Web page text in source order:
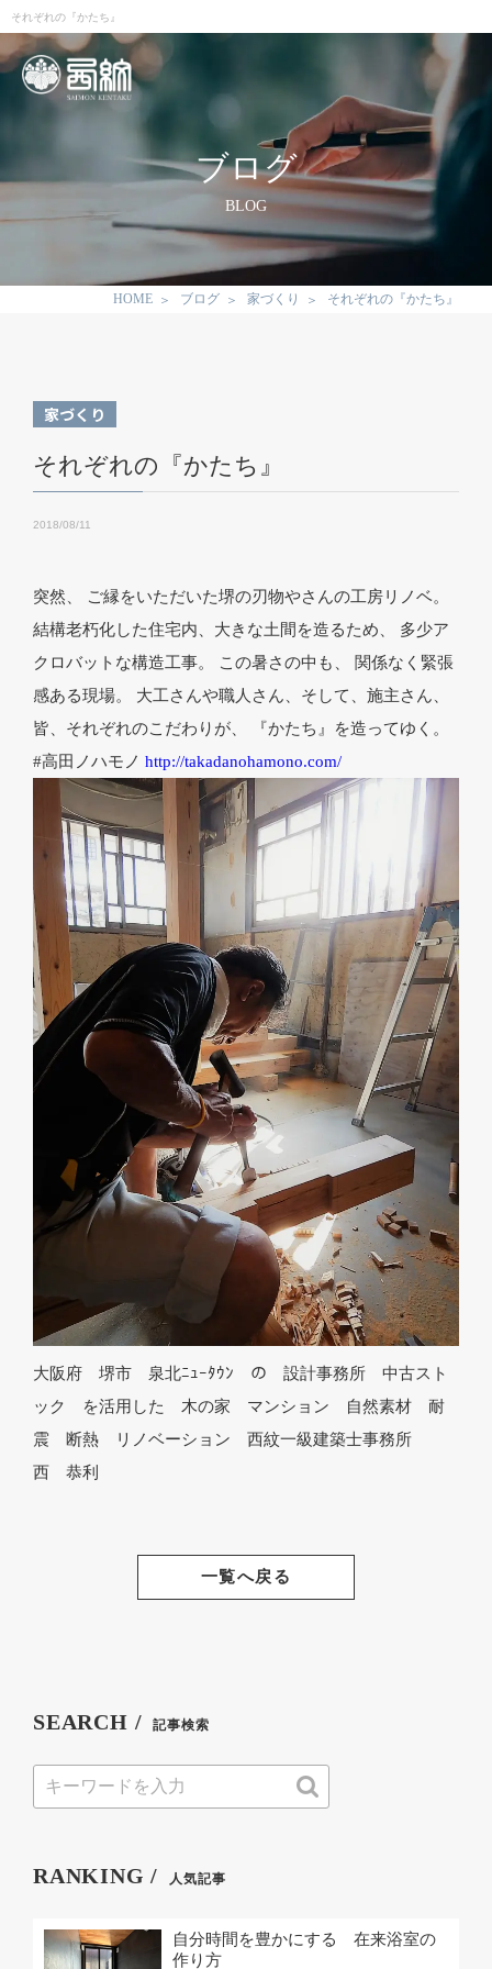
それぞれの『かたち』
ブログ
BLOG
HOME ブログ 家づくり それぞれの『かたち』
家づくり
それぞれの『かたち』
2018/08/11
突然、 ご縁をいただいた堺の刃物やさんの工房リノベ。
結構老朽化した住宅内、大きな土間を造るため、 多少ア
クロバットな構造工事。 この暑さの中も、 関係なく緊張
感ある現場。 大工さんや職人さん、そして、施主さん、
皆、それぞれのこだわりが、 『かたち』を造ってゆく。
#高田ノハモノ http://takadanohamono.com/
大阪府 堺市 泉北ﾆｭｰﾀｳﾝ の 設計事務所 中古スト
ック を活用した 木の家 マンション 自然素材 耐
震 断熱 リノベーション 西紋一級建築士事務所
西 恭利
一覧へ戻る
SEARCH / 記事検索
RANKING / 人気記事
自分時間を豊かにする 在来浴室の
作り方